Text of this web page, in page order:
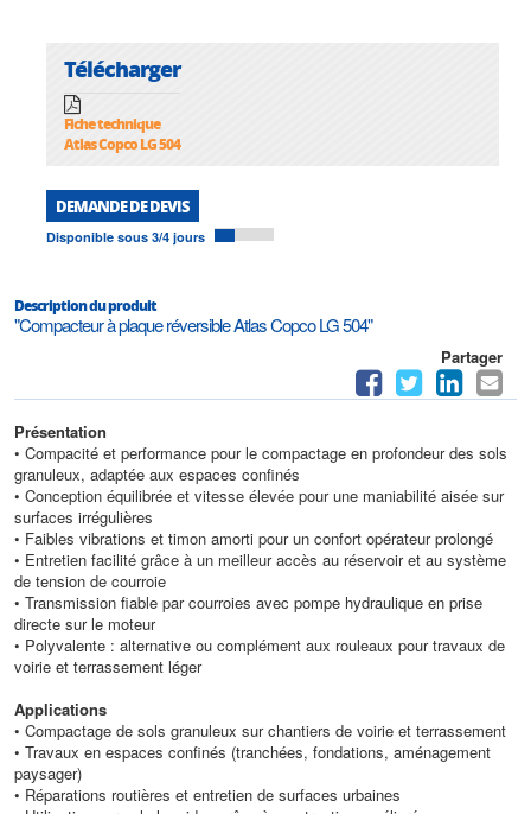
Télécharger
Fiche technique
Atlas Copco LG 504
DEMANDE DE DEVIS
Disponible sous 3/4 jours
Description du produit
"Compacteur à plaque réversible Atlas Copco LG 504"
Partager
Présentation
• Compacité et performance pour le compactage en profondeur des sols
granuleux, adaptée aux espaces confinés
• Conception équilibrée et vitesse élevée pour une maniabilité aisée sur
surfaces irrégulières
• Faibles vibrations et timon amorti pour un confort opérateur prolongé
• Entretien facilité grâce à un meilleur accès au réservoir et au système
de tension de courroie
• Transmission fiable par courroies avec pompe hydraulique en prise
directe sur le moteur
• Polyvalente : alternative ou complément aux rouleaux pour travaux de
voirie et terrassement léger
Applications
• Compactage de sols granuleux sur chantiers de voirie et terrassement
• Travaux en espaces confinés (tranchées, fondations, aménagement
paysager)
• Réparations routières et entretien de surfaces urbaines